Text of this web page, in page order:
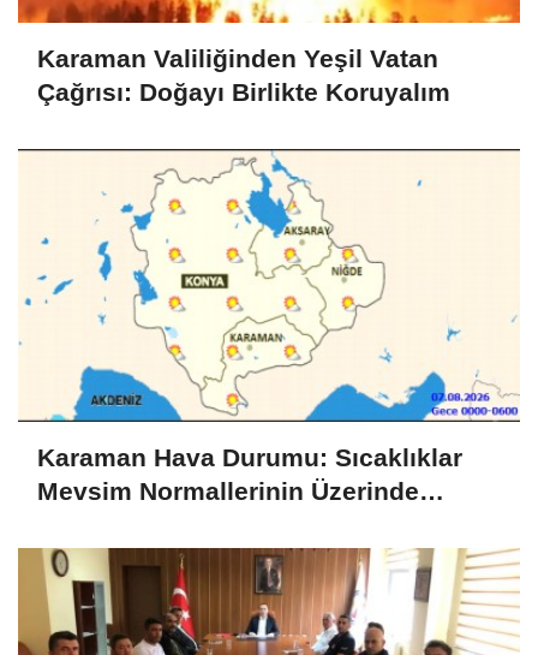
Karaman Valiliğinden Yeşil Vatan
Çağrısı: Doğayı Birlikte Koruyalım
Karaman Hava Durumu: Sıcaklıklar
Mevsim Normallerinin Üzerinde